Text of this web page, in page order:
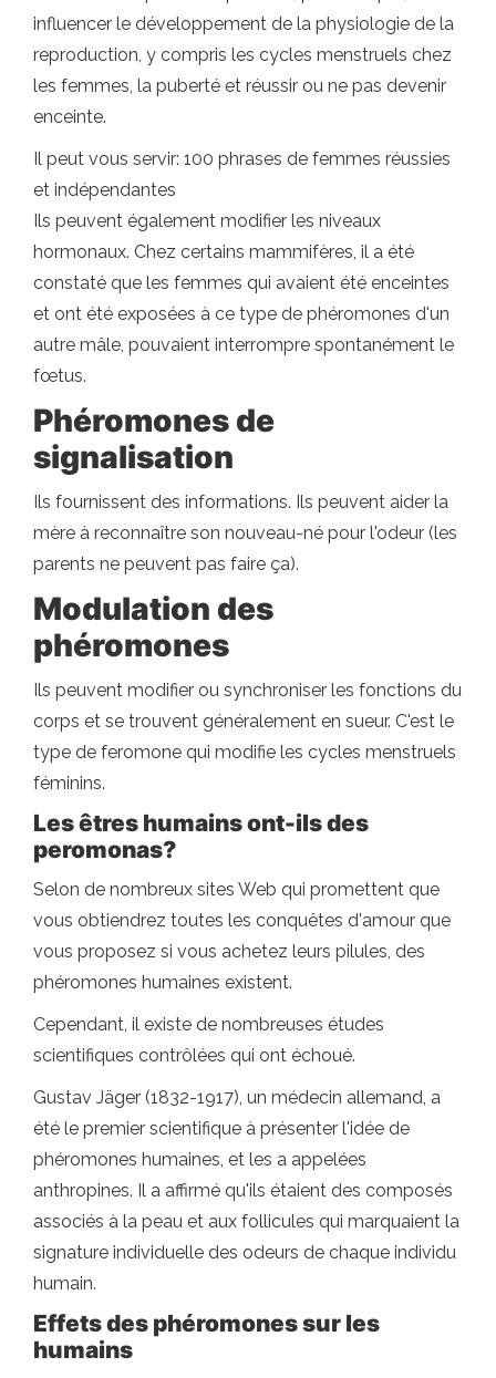
influencer le développement de la physiologie de la
reproduction, y compris les cycles menstruels chez
les femmes, la puberté et réussir ou ne pas devenir
enceinte.
Il peut vous servir: 100 phrases de femmes réussies
et indépendantes
Ils peuvent également modifier les niveaux
hormonaux. Chez certains mammifères, il a été
constaté que les femmes qui avaient été enceintes
et ont été exposées à ce type de phéromones d'un
autre mâle, pouvaient interrompre spontanément le
fœtus.
Phéromones de
signalisation
Ils fournissent des informations. Ils peuvent aider la
mère à reconnaître son nouveau-né pour l'odeur (les
parents ne peuvent pas faire ça).
Modulation des
phéromones
Ils peuvent modifier ou synchroniser les fonctions du
corps et se trouvent généralement en sueur. C'est le
type de feromone qui modifie les cycles menstruels
féminins.
Les êtres humains ont-ils des
peromonas?
Selon de nombreux sites Web qui promettent que
vous obtiendrez toutes les conquêtes d'amour que
vous proposez si vous achetez leurs pilules, des
phéromones humaines existent.
Cependant, il existe de nombreuses études
scientifiques contrôlées qui ont échoué.
Gustav Jäger (1832-1917), un médecin allemand, a
été le premier scientifique à présenter l'idée de
phéromones humaines, et les a appelées
anthropines. Il a affirmé qu'ils étaient des composés
associés à la peau et aux follicules qui marquaient la
signature individuelle des odeurs de chaque individu
humain.
Effets des phéromones sur les
humains